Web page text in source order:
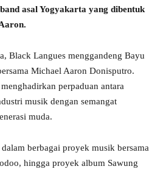
asal Yogyakarta yang dibentuk
Black Langues menggandeng Bayu
Michael Aaron Donisputro.
perpaduan antara
musik dengan semangat
muda.
berbagai proyek musik bersama
hingga proyek album Sawung